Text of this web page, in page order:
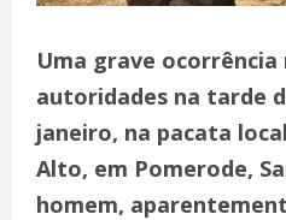
Uma grave ocorrência
autoridades na tarde
janeiro, na pacata
Alto, em Pomerode,
homem,